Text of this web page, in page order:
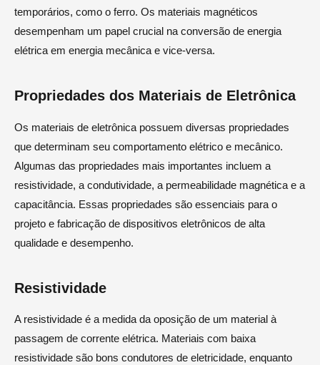
temporários, como o ferro. Os materiais magnéticos
desempenham um papel crucial na conversão de energia
elétrica em energia mecânica e vice-versa.
Propriedades dos Materiais de Eletrônica
Os materiais de eletrônica possuem diversas propriedades
que determinam seu comportamento elétrico e mecânico.
Algumas das propriedades mais importantes incluem a
resistividade, a condutividade, a permeabilidade magnética e a
capacitância. Essas propriedades são essenciais para o
projeto e fabricação de dispositivos eletrônicos de alta
qualidade e desempenho.
Resistividade
A resistividade é a medida da oposição de um material à
passagem de corrente elétrica. Materiais com baixa
resistividade são bons condutores de eletricidade, enquanto